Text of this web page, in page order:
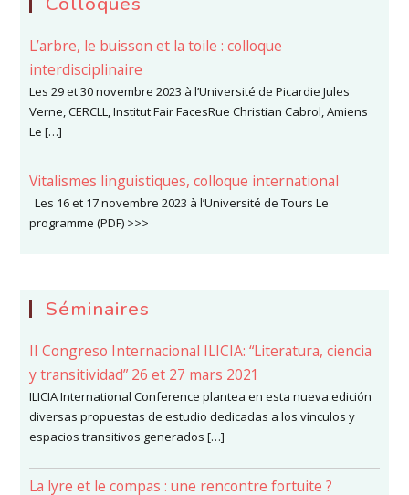
L’arbre, le buisson et la toile : colloque
interdisciplinaire
Les 29 et 30 novembre 2023 à l’Université de Picardie Jules
Verne, CERCLL, Institut Fair FacesRue Christian Cabrol, Amiens
Le […]
Vitalismes linguistiques, colloque international
Les 16 et 17 novembre 2023 à l’Université de Tours Le
programme (PDF) >>>
Séminaires
II Congreso Internacional ILICIA: “Literatura, ciencia
y transitividad” 26 et 27 mars 2021
ILICIA International Conference plantea en esta nueva edición
diversas propuestas de estudio dedicadas a los vínculos y
espacios transitivos generados […]
La lyre et le compas : une rencontre fortuite ?